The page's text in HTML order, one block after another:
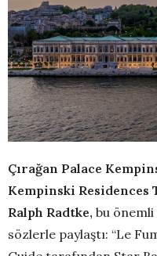
Çırağan Palace
Kempinski
Ralph Radtke, bu
sözlerle paylaştı: “Le